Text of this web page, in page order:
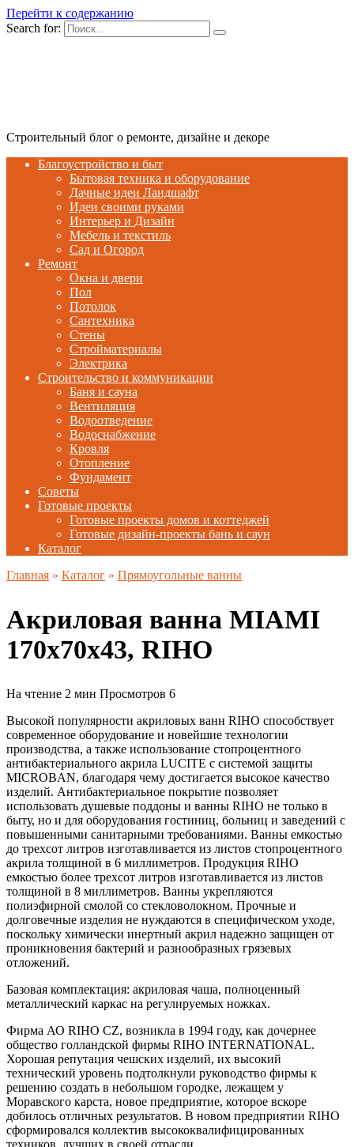
Перейти к содержанию
Search for:
Строительный блог о ремонте, дизайне и декоре
Благоустройство и быт
Бытовая техника и оборудование
Дачные идеи Ландшафт
Идеи своими руками
Интерьер и Дизайн
Мебель и текстиль
Сад и Огород
Ремонт
Окна и двери
Пол
Потолок
Сантехника
Стены
Стройматериалы
Электрика
Строительство и коммуникации
Баня и сауна
Вентиляция
Водоотведение
Водоснабжение
Кровля
Отопление
Фундамент
Советы
Готовые проекты
Готовые проекты домов и коттеджей
Готовые дизайн-проекты бань и саун
Каталог
Главная » Каталог » Прямоугольные ванны
Акриловая ванна MIAMI
170х70х43, RIHO
На чтение 2 мин Просмотров 6
Высокой популярности акриловых ванн RIHO способствует
современное оборудование и новейшие технологии
производства, а также использование стопроцентного
антибактериального акрила LUCITE с системой защиты
MICROBAN, благодаря чему достигается высокое качество
изделий. Антибактериальное покрытие позволяет
использовать душевые поддоны и ванны RIHO не только в
быту, но и для оборудования гостиниц, больниц и заведений с
повышенными санитарными требованиями. Ванны емкостью
до трехсот литров изготавливается из листов стопроцентного
акрила толщиной в 6 миллиметров. Продукция RIHO
емкостью более трехсот литров изготавливается из листов
толщиной в 8 миллиметров. Ванны укрепляются
полиэфирной смолой со стекловолокном. Прочные и
долговечные изделия не нуждаются в специфическом уходе,
поскольку химически инертный акрил надежно защищен от
проникновения бактерий и разнообразных грязевых
отложений.
Базовая комплектация: акриловая чаша, полноценный
металлический каркас на регулируемых ножках.
Фирма АО RIHO CZ, возникла в 1994 году, как дочернее
общество голландской фирмы RIHO INTERNATIONAL.
Хорошая репутация чешских изделий, их высокий
технический уровень подтолкнули руководство фирмы к
решению создать в небольшом городке, лежащем у
Моравского карста, новое предприятие, которое вскоре
добилось отличных результатов. В новом предприятии RIHO
сформировался коллектив высококвалифицированных
техников, лучших в своей отрасли.